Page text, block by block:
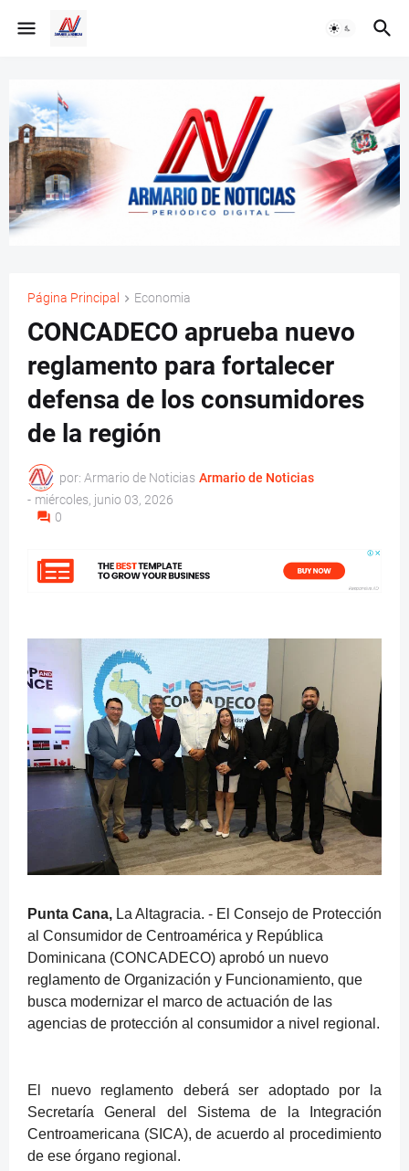
Página Principal Economia
CONCADECO aprueba nuevo
reglamento para fortalecer
defensa de los consumidores
de la región
por: Armario de Noticias Armario de Noticias
- miércoles, junio 03, 2026
0
Punta Cana, La Altagracia. - El Consejo de Protección
al Consumidor de Centroamérica y República
Dominicana (CONCADECO) aprobó un nuevo
reglamento de Organización y Funcionamiento, que
busca modernizar el marco de actuación de las
agencias de protección al consumidor a nivel regional.
El nuevo reglamento deberá ser adoptado por la
Secretaría General del Sistema de la Integración
Centroamericana (SICA), de acuerdo al procedimiento
de ese órgano regional.